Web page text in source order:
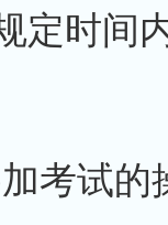
定时间
试的